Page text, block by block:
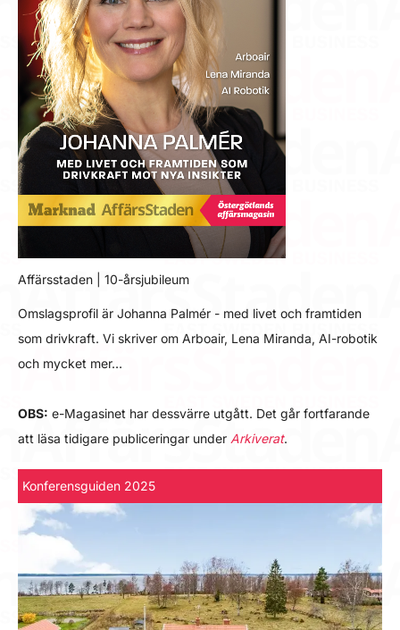
Affärsstaden | 10-årsjubileum
Omslagsprofil är Johanna Palmér - med livet och framtiden
som drivkraft. Vi skriver om Arboair, Lena Miranda, AI-robotik
och mycket mer…
OBS: e-Magasinet har dessvärre utgått. Det går fortfarande
att läsa tidigare publiceringar under Arkiverat.
Konferensguiden 2025